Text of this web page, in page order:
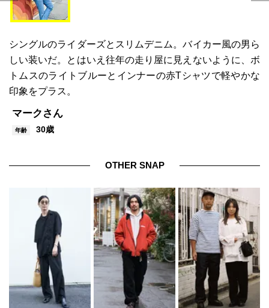
シングルのライダーズとスリムデニム。バイカー風の男ら
しい装いだ。とはいえ往年の走り屋に見えないように、ボ
トムスのライトブルーとインナーの赤Tシャツで軽やかな
印象をプラス。
マークさん
年齢 30歳
OTHER SNAP